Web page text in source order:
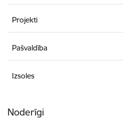
Projekti
Pašvaldība
Izsoles
Noderīgi